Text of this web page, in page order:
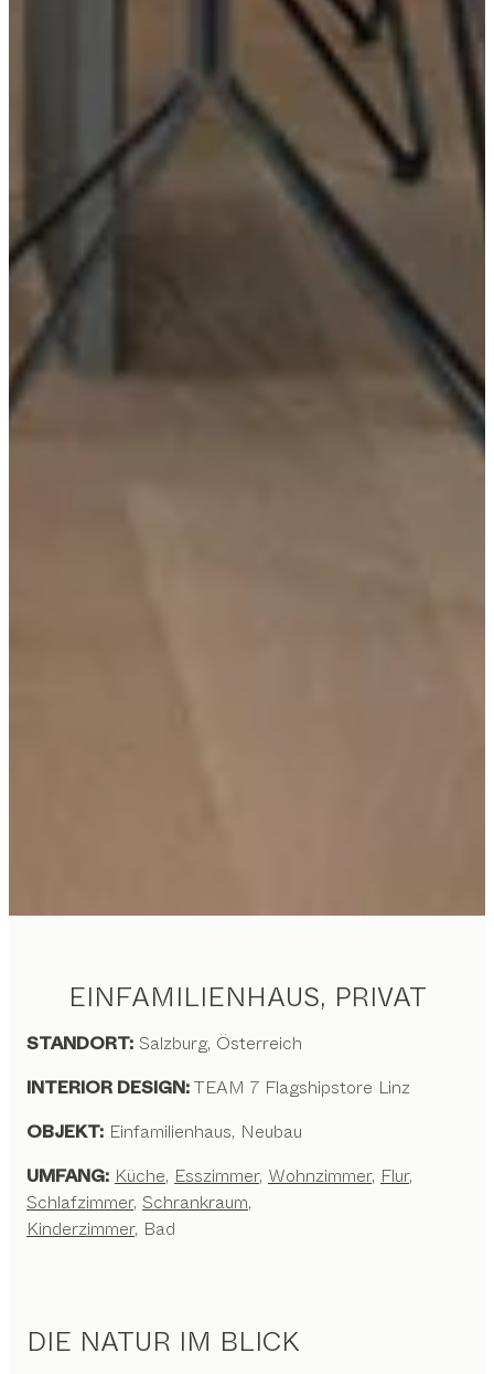
EINFAMILIENHAUS, PRIVAT
STANDORT: Salzburg, Österreich
INTERIOR DESIGN:TEAM 7 Flagshipstore Linz
OBJEKT: Einfamilienhaus, Neubau
UMFANG: Küche, Esszimmer, Wohnzimmer, Flur,
Schlafzimmer, Schrankraum,
Kinderzimmer, Bad
DIE NATUR IM BLICK